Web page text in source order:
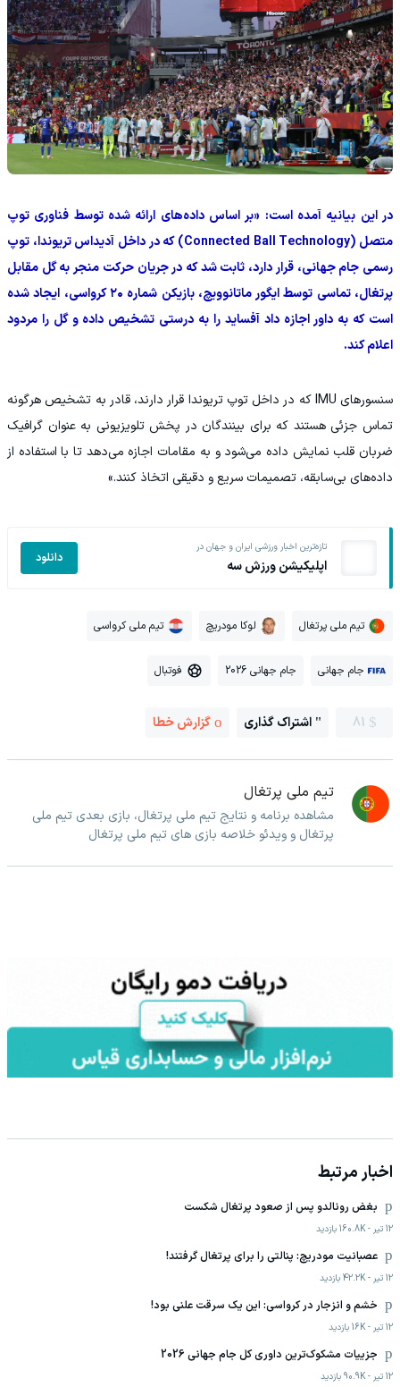
در این بیانیه آمده است: «بر اساس داده‌های ارائه‌ شده توسط فناوری توپ
متصل (Connected Ball Technology) که در داخل آدیداس تریوندا، توپ
رسمی جام جهانی، قرار دارد، ثابت شد که در جریان حرکت منجر به گل مقابل
پرتغال، تماسی توسط ایگور ماتانوویچ، بازیکن شماره ۲۰ کرواسی، ایجاد شده
است که به داور اجازه داد آفساید را به‌ درستی تشخیص داده و گل را مردود
اعلام کند.
سنسورهای IMU که در داخل توپ تریوندا قرار دارند، قادر به تشخیص هرگونه
تماس جزئی هستند که برای بینندگان در پخش تلویزیونی به عنوان گرافیک
ضربان قلب نمایش داده می‌شود و به مقامات اجازه می‌دهد تا با استفاده از
داده‌های بی‌سابقه، تصمیمات سریع و دقیقی اتخاذ کنند.»
تازه‌ترین اخبار ورزشی ایران و جهان در
اپلیکیشن ورزش سه دانلود
تیم ملی پرتغال لوکا مودریچ تیم ملی کرواسی
جام جهانی جام جهانی 2026 فوتبال
81 اشتراک گذاری گزارش خطا
تیم ملی پرتغال
مشاهده برنامه و نتایج تیم ملی پرتغال، بازی بعدی تیم ملی
پرتغال و ویدئو خلاصه بازی های تیم ملی پرتغال
اخبار مرتبط
بغض رونالدو پس از صعود پرتغال شکست
12 تیر -
160.8K بازدید
عصبانیت مودریچ: پنالتی را برای پرتغال گرفتند!
12 تیر -
42.2K بازدید
خشم و انزجار در کرواسی: این یک سرقت علنی بود!
12 تیر -
16K بازدید
جزییات مشکوک‌ترین داوری کل جام جهانی 2026
12 تیر -
90.9K بازدید